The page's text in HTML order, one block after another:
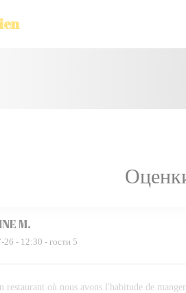
M
26 - 12:30 - гости 5
restaurant où nous avons l'habitude de